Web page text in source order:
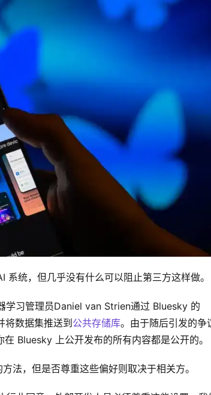
统，但几乎没有什么可以阻止第三方这样做。
学习管理员Daniel van Strien通过 Bluesky 的
将数据集推送到公共存储库。由于随后引发的争
Bluesky 上公开发布的所有内容都是公开的。
法，但是否尊重这些偏好则取决于相关方。